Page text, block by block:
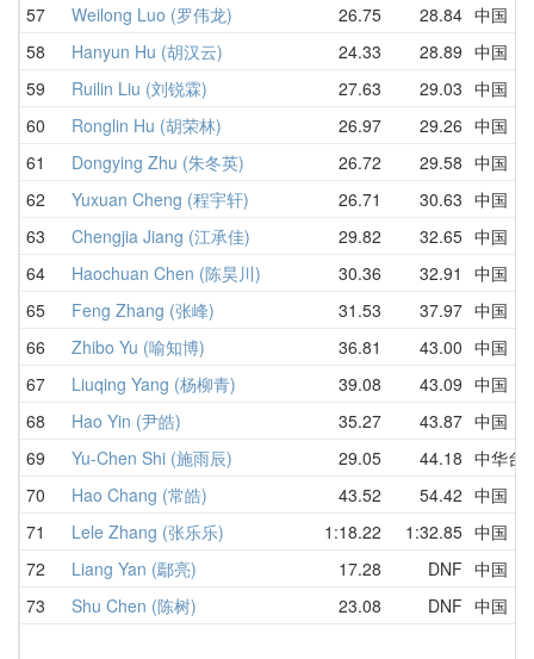
57
Weilong Luo (罗伟龙) 26.75 28.84 中国
58
Hanyun Hu (胡汉云) 24.33 28.89 中国
59
Ruilin Liu (刘锐霖) 27.63 29.03 中国
60
Ronglin Hu (胡荣林) 26.97 29.26 中国
61
Dongying Zhu (朱冬英) 26.72 29.58 中国
62
Yuxuan Cheng (程宇轩) 26.71 30.63 中国
63
Chengjia Jiang (江承佳) 29.82 32.65 中国
64
Haochuan Chen (陈昊川) 30.36 32.91
中国
65
Feng Zhang (张峰) 31.53 37.97 中国
66
Zhibo Yu (喻知博) 36.81 43.00 中国
67
Liuqing Yang (杨柳青) 39.08 43.09 中国
68
Hao Yin (尹皓) 35.27 43.87 中国
69
Yu-Chen Shi (施雨辰) 29.05 44.18 中华台
70
Hao Chang (常皓) 43.52 54.42 中国
71
Lele Zhang (张乐乐) 1:18.22 1:32.85 中国
72
Liang Yan (鄢亮) 17.28 DNF 中国
73
Shu Chen (陈树) 23.08 DNF 中国